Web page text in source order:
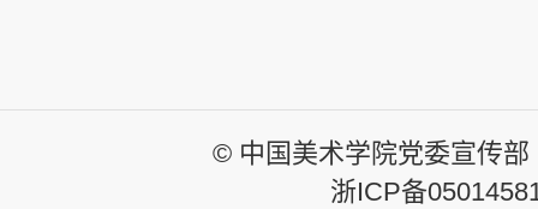
© 中国美术学院党委宣传
浙ICP备